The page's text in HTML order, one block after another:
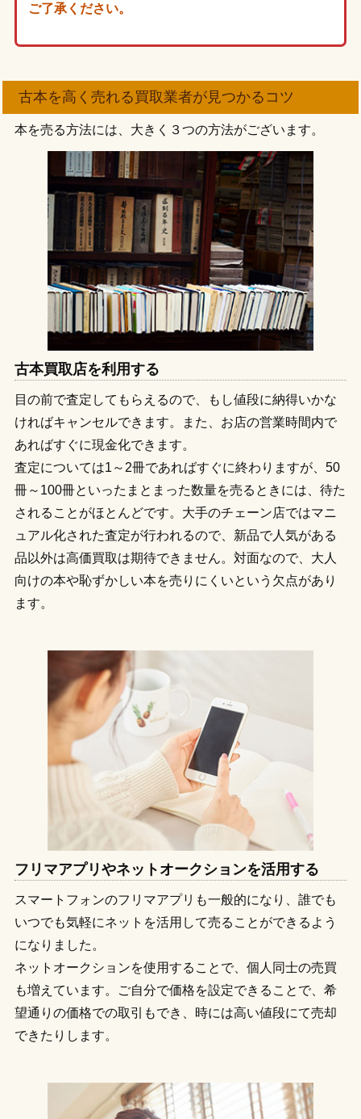
ご了承ください。
古本を高く売れる買取業者が見つかるコツ
本を売る方法には、大きく３つの方法がございます。
古本買取店を利用する
目の前で査定してもらえるので、もし値段に納得いかな
ければキャンセルできます。また、お店の営業時間内で
あればすぐに現金化できます。
査定については1～2冊であればすぐに終わりますが、50
冊～100冊といったまとまった数量を売るときには、待た
されることがほとんどです。大手のチェーン店ではマニ
ュアル化された査定が行われるので、新品で人気がある
品以外は高価買取は期待できません。対面なので、大人
向けの本や恥ずかしい本を売りにくいという欠点があり
ます。
フリマアプリやネットオークションを活用する
スマートフォンのフリマアプリも一般的になり、誰でも
いつでも気軽にネットを活用して売ることができるよう
になりました。
ネットオークションを使用することで、個人同士の売買
も増えています。ご自分で価格を設定できることで、希
望通りの価格での取引もでき、時には高い値段にて売却
できたりします。